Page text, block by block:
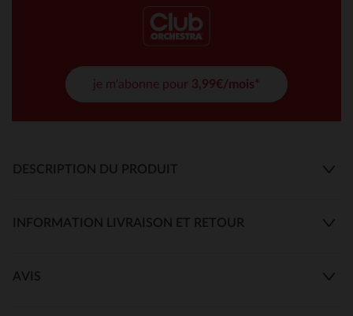
je m'abonne pour 3,99€/mois*
DESCRIPTION DU PRODUIT
INFORMATION LIVRAISON ET RETOUR
AVIS